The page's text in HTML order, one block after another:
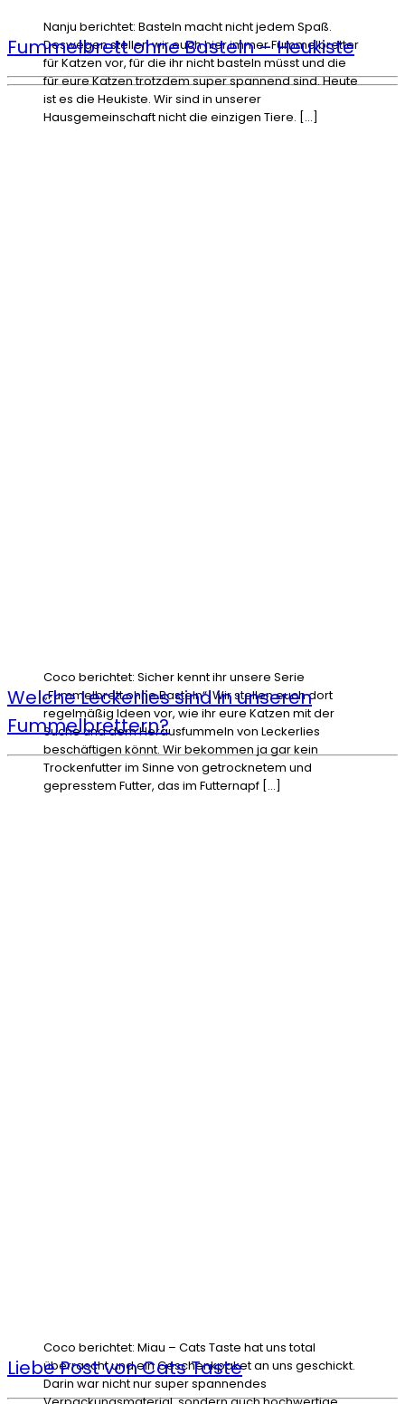
Nanju berichtet: Basteln macht nicht jedem Spaß.
Deswegen stellen wir euch hier immer Fummelbretter
für Katzen vor, für die ihr nicht basteln müsst und die
für eure Katzen trotzdem super spannend sind. Heute
ist es die Heukiste. Wir sind in unserer
Hausgemeinschaft nicht die einzigen Tiere. […]
Fummelbrett ohne Basteln – Heukiste
Coco berichtet: Sicher kennt ihr unsere Serie
„Fummelbrett ohne Basteln“. Wir stellen euch dort
regelmäßig Ideen vor, wie ihr eure Katzen mit der
Suche und dem Herausfummeln von Leckerlies
beschäftigen könnt. Wir bekommen ja gar kein
Trockenfutter im Sinne von getrocknetem und
gepresstem Futter, das im Futternapf […]
Welche Leckerlies sind in unseren
Fummelbrettern?
Coco berichtet: Miau – Cats Taste hat uns total
überrascht und ein Geschenkpaket an uns geschickt.
Darin war nicht nur super spannendes
Liebe Post von Cats Taste